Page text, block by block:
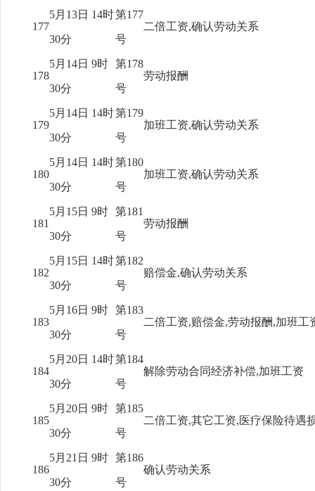
177
5月13日 14时
30分
第177
号
二倍工资,确认劳动关系
178
5月14日 9时
30分
第178
号
劳动报酬
179
5月14日 14时
30分
第179
号
加班工资,确认劳动关系
180
5月14日 14时
30分
第180
号
加班工资,确认劳动关系
181
5月15日 9时
30分
第181
号
劳动报酬
182
5月15日 14时
30分
第182
号
赔偿金,确认劳动关系
183
5月16日 9时
30分
第183
号
二倍工资,赔偿金,劳动报酬,加班工
184
5月20日 14时
30分
第184
号
解除劳动合同经济补偿,加班工资
185
5月20日 9时
30分
第185
号
二倍工资,其它工资,医疗保险待遇
186
5月21日 9时
30分
第186
号
确认劳动关系